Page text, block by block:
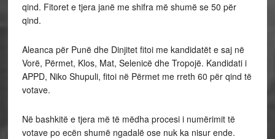
qind. Fitoret e tjera janë me shifra më shumë se 50 për
qind.
Aleanca për Punë dhe Dinjitet fitoi me kandidatët e saj në
Vorë, Përmet, Klos, Mat, Selenicë dhe Tropojë. Kandidati i
APPD, Niko Shupuli, fitoi në Përmet me rreth 60 për qind të
votave.
Në bashkitë e tjera më të mëdha procesi i numërimit të
votave po ecën shumë ngadalë ose nuk ka nisur ende.